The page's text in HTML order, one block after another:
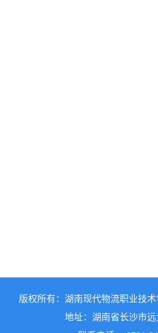
版权所有：湖南现代物流职业技
地址：湖南省长沙市